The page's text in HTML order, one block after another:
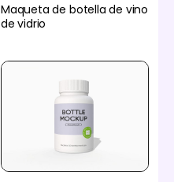
Maqueta de botella de vino
de vidrio